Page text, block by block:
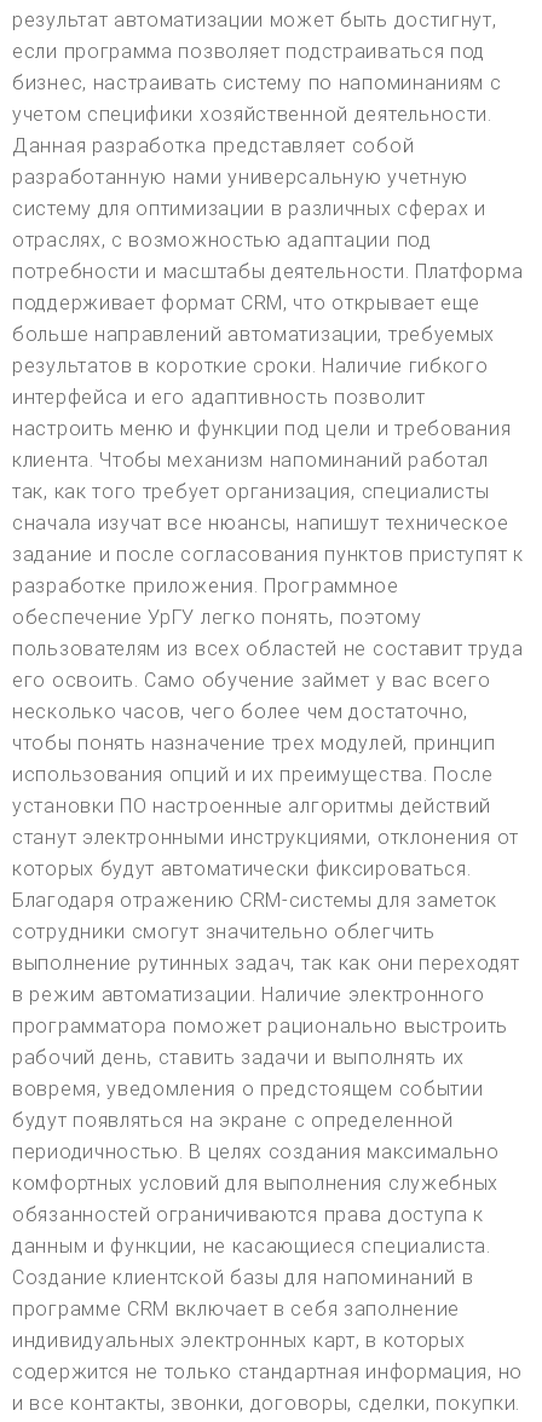
результат автоматизации может быть достигнут,
если программа позволяет подстраиваться под
бизнес, настраивать систему по напоминаниям с
учетом специфики хозяйственной деятельности.
Данная разработка представляет собой
разработанную нами универсальную учетную
систему для оптимизации в различных сферах и
отраслях, с возможностью адаптации под
потребности и масштабы деятельности. Платформа
поддерживает формат CRM, что открывает еще
больше направлений автоматизации, требуемых
результатов в короткие сроки. Наличие гибкого
интерфейса и его адаптивность позволит
настроить меню и функции под цели и требования
клиента. Чтобы механизм напоминаний работал
так, как того требует организация, специалисты
сначала изучат все нюансы, напишут техническое
задание и после согласования пунктов приступят к
разработке приложения. Программное
обеспечение УрГУ легко понять, поэтому
пользователям из всех областей не составит труда
его освоить. Само обучение займет у вас всего
несколько часов, чего более чем достаточно,
чтобы понять назначение трех модулей, принцип
использования опций и их преимущества. После
установки ПО настроенные алгоритмы действий
станут электронными инструкциями, отклонения от
которых будут автоматически фиксироваться.
Благодаря отражению CRM-системы для заметок
сотрудники смогут значительно облегчить
выполнение рутинных задач, так как они переходят
в режим автоматизации. Наличие электронного
программатора поможет рационально выстроить
рабочий день, ставить задачи и выполнять их
вовремя, уведомления о предстоящем событии
будут появляться на экране с определенной
периодичностью. В целях создания максимально
комфортных условий для выполнения служебных
обязанностей ограничиваются права доступа к
данным и функции, не касающиеся специалиста.
Создание клиентской базы для напоминаний в
программе CRM включает в себя заполнение
индивидуальных электронных карт, в которых
содержится не только стандартная информация, но
и все контакты, звонки, договоры, сделки, покупки.